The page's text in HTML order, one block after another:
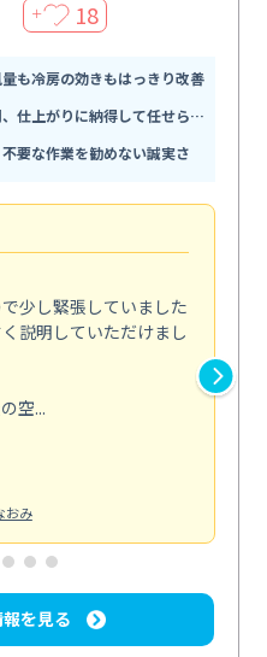
＋ 18
も冷房の効きもはっきり改善
写真で見せながら説明、仕上がりに納得して任せられる
要な作業を勧めない誠実さ
少し緊張していました
説明していただけまし
空...
おみ
を見る